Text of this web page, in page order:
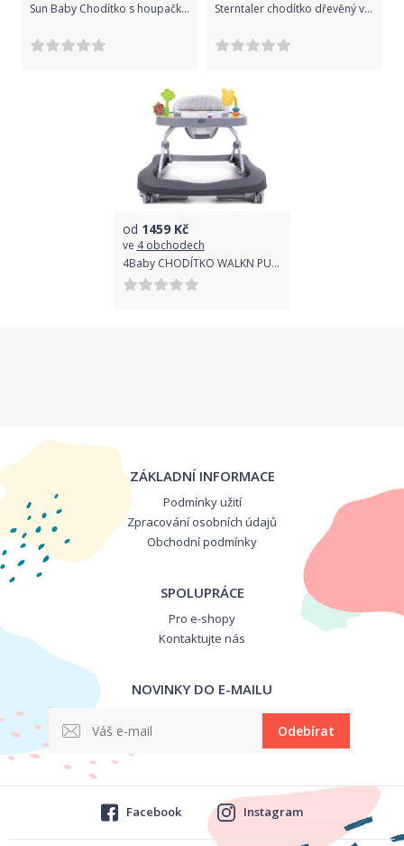
Sun Baby Chodítko s houpačkou a volantem šedý Sterntaler chodítko dřevěný vozík oslík Emma a zajíček 9951938, šedá
od 1459Kč
ve 4 obchodech
4Baby CHODÍTKO WALKN PUSH DARK GREY
ZÁKLADNÍ INFORMACE
Podmínky užití
Zpracování osobních údajů
Obchodní podmínky
SPOLUPRÁCE
Pro e-shopy
Kontaktujte nás
NOVINKY DO E-MAILU
Odebírat
Facebook Instagram